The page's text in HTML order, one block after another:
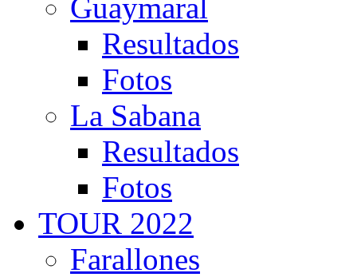
Guaymaral
Resultados
Fotos
La Sabana
Resultados
Fotos
TOUR 2022
Farallones